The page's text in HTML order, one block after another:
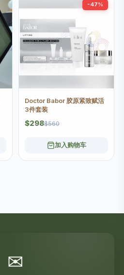
-47%
Doctor Babor 胶原紧致赋活
3件套装
$298$560
加入购物车
✉